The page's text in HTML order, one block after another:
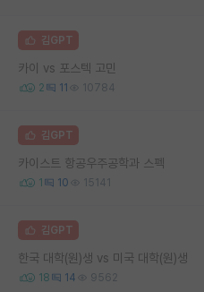
김GPT
카이 vs 포스텍 고민
2 11 10784
김GPT
카이스트 항공우주공학과 스펙
1 10 15141
김GPT
한국 대학(원)생 vs 미국 대학(원)생
18 14 9562